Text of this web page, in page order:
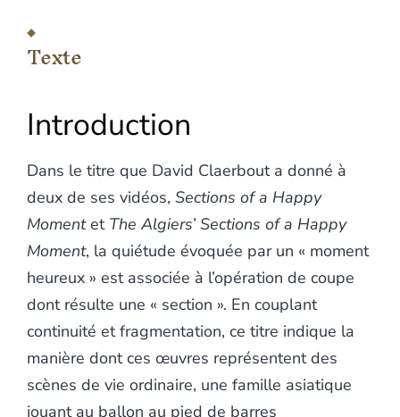
Texte
Introduction
Dans le titre que David Claerbout a donné à
deux de ses vidéos, Sections of a Happy
Momentet The Algiers’ Sections of a Happy
Moment, la quiétude évoquée par un « moment
heureux » est associée à l’opération de coupe
dont résulte une « section ». En couplant
continuité et fragmentation, ce titre indique la
manière dont ces œuvres représentent des
scènes de vie ordinaire, une famille asiatique
jouant au ballon au pied de barres